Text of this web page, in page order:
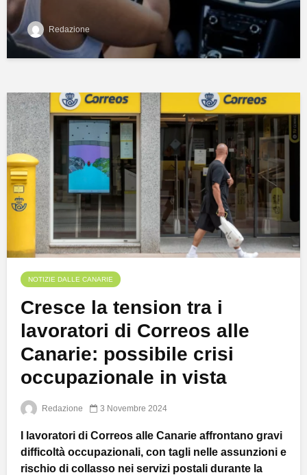
Redazione
NOTIZIE DALLE CANARIE
Cresce la tension tra i
lavoratori di Correos alle
Canarie: possibile crisi
occupazionale in vista
Redazione 3 Novembre 2024
I lavoratori di Correos alle Canarie affrontano gravi
difficoltà occupazionali, con tagli nelle assunzioni e
rischio di collasso nei servizi postali durante la